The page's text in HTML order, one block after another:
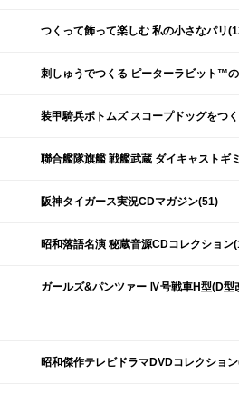
つくって飾って楽しむ 私の小さなパリ
刺しゅうでつくる ピーターラビット™
装甲騎兵ボトムズ スコープドッグをつ
聯合艦隊旗艦 戦艦武蔵 ダイキャストギ
阪神タイガース実況CDマガジン(51)
昭和落語名演 秘蔵音源CDコレクション
昭和傑作テレビドラマDVDコレクショ